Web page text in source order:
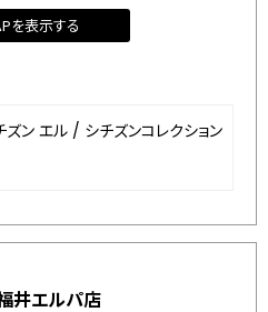
を表示する
ズン エル / シチズンコレクション
井エルパ店